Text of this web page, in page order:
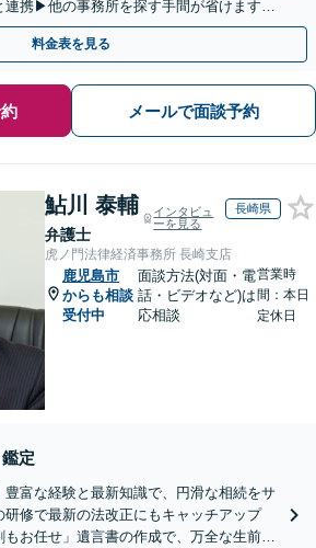
連携▶他の事務所を探す手間が省けます！
定&財産調査も◎
料金表を見る
メールで面談予約
鮎川 泰輔
弁護士
インタビュ
ーを見る
長崎県
虎ノ門法律経済事務所 長崎支店
鹿児島市
からも相談
受付中
面談方法(対面・電
話・ビデオなど)は
応相談
営業時
間：本日
定休日
定
豊富な経験と最新知識で、円滑な相続をサ
修で最新の法改正にもキャッチアップ
もお任せ」遺言書の作成で、万全な生前対